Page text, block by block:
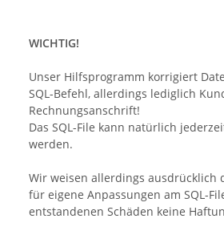
WICHTIG!
Unser Hilfsprogramm korrigiert
SQL-Befehl, allerdings lediglich
Rechnungsanschrift!
Das SQL-File kann natürlich
werden.
Wir weisen allerdings ausdrücklich
für eigene Anpassungen am SQL-
entstandenen Schäden keine